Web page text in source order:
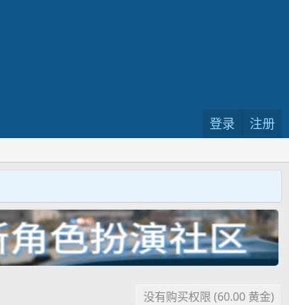
登录 注册
没有购买权限 (60.00 黄金)